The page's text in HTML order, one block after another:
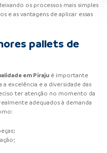
os processos mais simples
e as vantagens de aplicar essas
pallets de
em Piraju é importante
excelência e a diversidade das
ter atenção no momento da
adequados à demanda